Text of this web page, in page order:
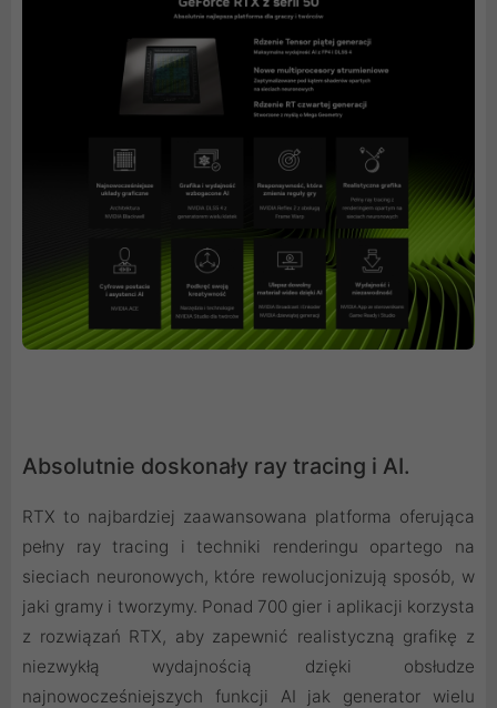
Absolutnie doskonały ray tracing i AI.
RTX to najbardziej zaawansowana platforma oferująca
pełny ray tracing i techniki renderingu opartego na
sieciach neuronowych, które rewolucjonizują sposób, w
jaki gramy i tworzymy. Ponad 700 gier i aplikacji korzysta
z rozwiązań RTX, aby zapewnić realistyczną grafikę z
niezwykłą wydajnością dzięki obsłudze
najnowocześniejszych funkcji AI jak generator wielu